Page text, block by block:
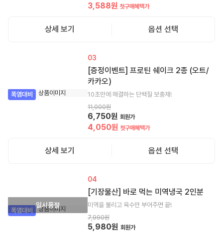
3,588원 첫구매혜택가
상세 보기 옵션 선택
폭염대비
03
[증정이벤트] 프로틴 쉐이크 2종 (오트/
카카오)
10초만에 해결하는 단백질 보충제!
11,000원
6,750원 회원가
4,050원 첫구매혜택가
상세 보기 옵션 선택
폭염대비
일시품절
04
[기장물산] 바로 먹는 미역냉국 2인분
미역을 불리고 육수만 부어주면 끝!
7,990원
5,980원 회원가